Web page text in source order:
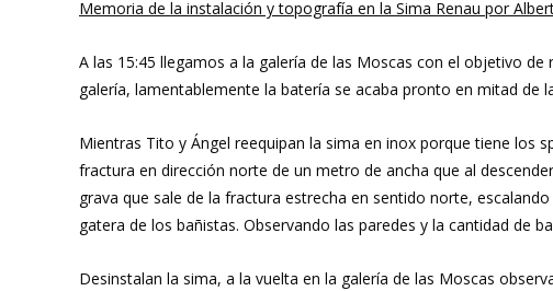
Memoria de la instalación y topografía en la Sima Renau por
A las 15:45 llegamos a la galería de las Moscas con el objetivo
galería, lamentablemente la batería se acaba pronto en mitad de
Mientras Tito y Ángel reequipan la sima en inox porque tiene los
fractura en dirección norte de un metro de ancha que al
grava que sale de la fractura estrecha en sentido norte,
gatera de los bañistas. Observando las paredes y la cantidad de
Desinstalan la sima, a la vuelta en la galería de las Moscas